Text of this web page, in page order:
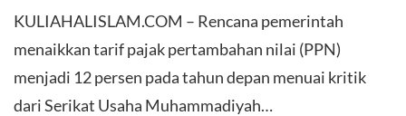
KULIAHALISLAM.COM – Rencana pemerintah
menaikkan tarif pajak pertambahan nilai (PPN)
menjadi 12 persen pada tahun depan menuai kritik
dari Serikat Usaha Muhammadiyah…